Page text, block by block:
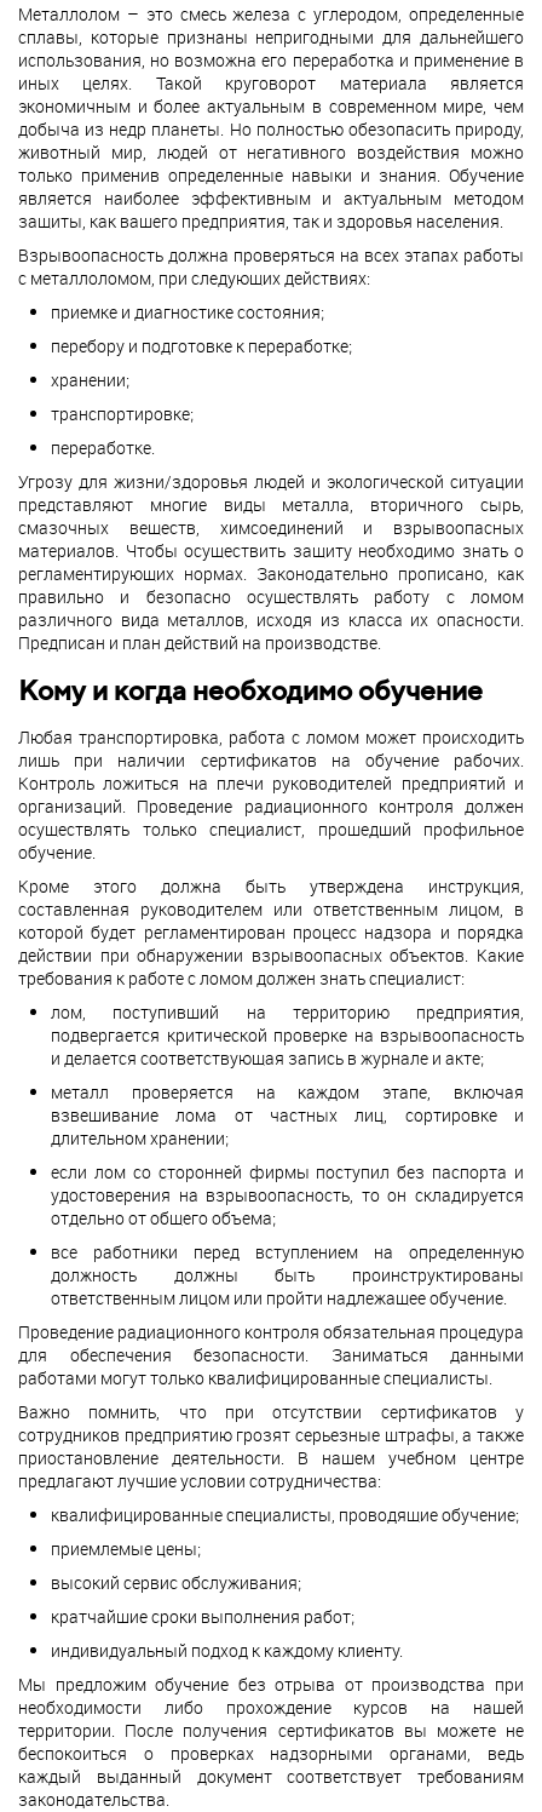
Металлолом – это смесь железа с углеродом, определенные
сплавы, которые признаны непригодными для дальнейшего
использования, но возможна его переработка и применение в
иных целях. Такой круговорот материала является
экономичным и более актуальным в современном мире, чем
добыча из недр планеты. Но полностью обезопасить природу,
животный мир, людей от негативного воздействия можно
только применив определенные навыки и знания. Обучение
является наиболее эффективным и актуальным методом
защиты, как вашего предприятия, так и здоровья населения.
Взрывоопасность должна проверяться на всех этапах работы
с металлоломом, при следующих действиях:
приемке и диагностике состояния;
перебору и подготовке к переработке;
хранении;
транспортировке;
переработке.
Угрозу для жизни/здоровья людей и экологической ситуации
представляют многие виды металла, вторичного сырь,
смазочных веществ, химсоединений и взрывоопасных
материалов. Чтобы осуществить защиту необходимо знать о
регламентирующих нормах. Законодательно прописано, как
правильно и безопасно осуществлять работу с ломом
различного вида металлов, исходя из класса их опасности.
Предписан и план действий на производстве.
Кому и когда необходимо обучение
Любая транспортировка, работа с ломом может происходить
лишь при наличии сертификатов на обучение рабочих.
Контроль ложиться на плечи руководителей предприятий и
организаций. Проведение радиационного контроля должен
осуществлять только специалист, прошедший профильное
обучение.
Кроме этого должна быть утверждена инструкция,
составленная руководителем или ответственным лицом, в
которой будет регламентирован процесс надзора и порядка
действии при обнаружении взрывоопасных объектов. Какие
требования к работе с ломом должен знать специалист:
лом, поступивший на территорию предприятия,
подвергается критической проверке на взрывоопасность
и делается соответствующая запись в журнале и акте;
металл проверяется на каждом этапе, включая
взвешивание лома от частных лиц, сортировке и
длительном хранении;
если лом со сторонней фирмы поступил без паспорта и
удостоверения на взрывоопасность, то он складируется
отдельно от общего объема;
все работники перед вступлением на определенную
должность должны быть проинструктированы
ответственным лицом или пройти надлежащее обучение.
Проведение радиационного контроля обязательная процедура
для обеспечения безопасности. Заниматься данными
работами могут только квалифицированные специалисты.
Важно помнить, что при отсутствии сертификатов у
сотрудников предприятию грозят серьезные штрафы, а также
приостановление деятельности. В нашем учебном центре
предлагают лучшие условии сотрудничества:
квалифицированные специалисты, проводящие обучение;
приемлемые цены;
высокий сервис обслуживания;
кратчайшие сроки выполнения работ;
индивидуальный подход к каждому клиенту.
Мы предложим обучение без отрыва от производства при
необходимости либо прохождение курсов на нашей
территории. После получения сертификатов вы можете не
беспокоиться о проверках надзорными органами, ведь
каждый выданный документ соответствует требованиям
законодательства.